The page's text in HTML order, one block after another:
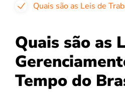
Quais são as Leis de
Quais são as
Tempo do